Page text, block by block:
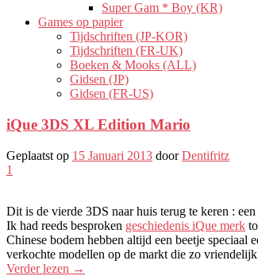
Super Gam * Boy (KR)
Games op papier
Tijdschriften (JP-KOR)
Tijdschriften (FR-UK)
Boeken & Mooks (ALL)
Gidsen (JP)
Gidsen (FR-US)
iQue 3DS XL Edition Mario
Geplaatst op 15 Januari 2013 doorDentifritz
1
Dit is de vierde 3DS naar huis terug te keren :
Ik had reeds besproken geschiedenis iQue merk
Chinese bodem hebben altijd een beetje
verkochte modellen op de markt die zo
Verder lezen →